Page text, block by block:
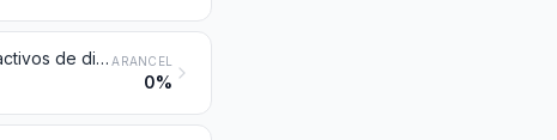
Reactivos de diagnóstico o de laboratorio sobre cualquier soporte y reactivos de diagnóstico o de laboratorio preparados, incluso sobre soporte, incluso presentados en kits, excepto los de la partida 3006; materiales de referencia certificados ARANCEL
0%